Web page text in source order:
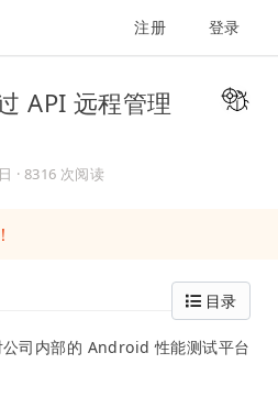
注册 登录
API 远程管理
· 8316 次阅读
目录
司内部的 Android 性能测试平台